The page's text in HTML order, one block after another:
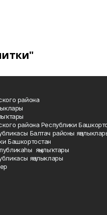
района
района Республики
Балтач районы
Башкортостан
яңылыҡтары
яңалыклары